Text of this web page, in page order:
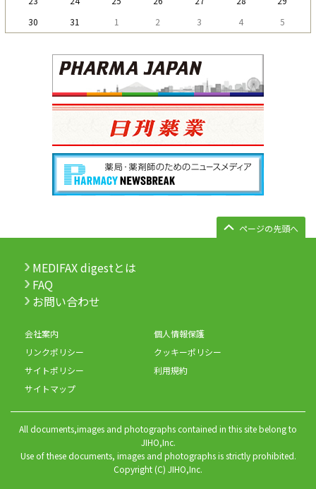
30
31 1 2 3 4 5
ページの先頭へ
MEDIFAX digestとは
FAQ
お問い合わせ
会社案内
個人情報保護
リンクポリシー
クッキーポリシー
サイトポリシー
利用規約
サイトマップ
All documents,images and photographs contained in this site belong to
JIHO,Inc.
Use of these documents, images and photographs is strictly prohibited.
Copyright (C) JIHO,Inc.